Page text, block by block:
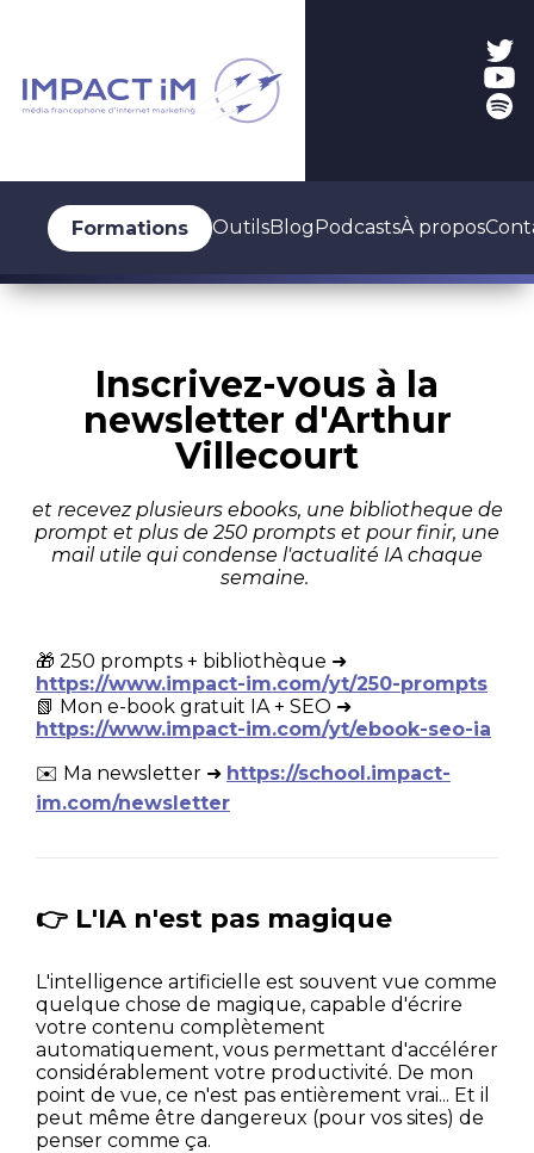
Formations OutilsBlogPodcastsÀ propos
Inscrivez-vous à la
newsletter d'Arthur
Villecourt
et recevez plusieurs ebooks, une bibliotheque de
prompt et plus de 250 prompts et pour finir, une
mail utile qui condense l'actualité IA chaque
semaine.
🎁 250 prompts + bibliothèque ➜
https://www.impact-im.com/yt/250-prompts
📗 Mon e-book gratuit IA + SEO ➜
https://www.impact-im.com/yt/ebook-seo-ia
✉️ Ma newsletter ➜ https://school.impact-
im.com/newsletter
👉 L'IA n'est pas magique
L'intelligence artificielle est souvent vue comme
quelque chose de magique, capable d'écrire
votre contenu complètement
automatiquement, vous permettant d'accélérer
considérablement votre productivité. De mon
point de vue, ce n'est pas entièrement vrai... Et il
peut même être dangereux (pour vos sites) de
penser comme ça.